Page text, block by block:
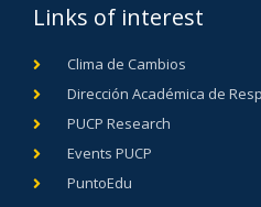
Links of interest
Clima de Cambios
Dirección Académica de
PUCP Research
Events PUCP
PuntoEdu